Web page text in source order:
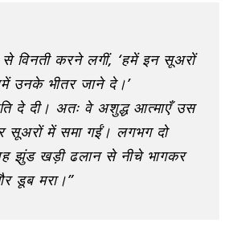
से विनती करने लगीं, ‘हमें इन सूअरों
उनके भीतर जाने दे।’
दे दी। अतः वे अशुद्ध आत्माएँ उस
सूअरों में समा गईं। लगभग दो
झुंड खड़ी ढलान से नीचे भागकर
डूब मरा।”